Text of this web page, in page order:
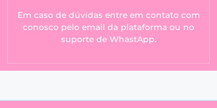
Em caso de dúvidas entre em contato com
conosco pelo email da plataforma ou no
suporte de WhastApp.